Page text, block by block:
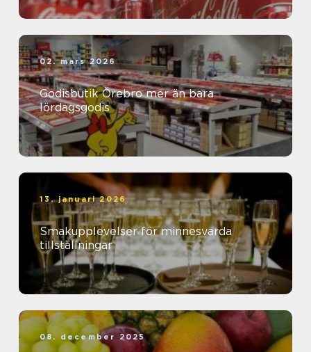
02. mars 2026
Godisbutik Örebro mer än bara
lördagsgodis
13. januari 2026
Smakupplevelser för minnesvärda
tillställningar
08. december 2025